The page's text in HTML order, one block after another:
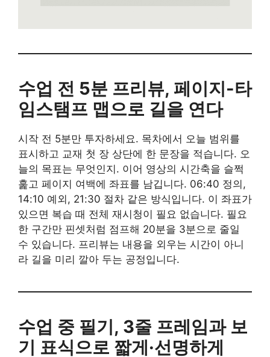
수업 전 5분 프리뷰, 페이지-타
임스탬프 맵으로 길을 연다
시작 전 5분만 투자하세요. 목차에서 오늘 범위를
표시하고 교재 첫 장 상단에 한 문장을 적습니다. 오
늘의 목표는 무엇인지. 이어 영상의 시간축을 슬쩍
훑고 페이지 여백에 좌표를 남깁니다. 06:40 정의,
14:10 예외, 21:30 절차 같은 방식입니다. 이 좌표가
있으면 복습 때 전체 재시청이 필요 없습니다. 필요
한 구간만 핀셋처럼 점프해 20분을 3분으로 줄일
수 있습니다. 프리뷰는 내용을 외우는 시간이 아니
라 길을 미리 깔아 두는 공정입니다.
수업 중 필기, 3줄 프레임과 보
기 표식으로 짧게·선명하게